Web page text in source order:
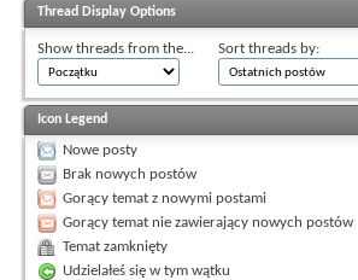
Thread Display Options
Show threads from the... Sort threads by:
Icon Legend
Nowe posty
Brak nowych postów
Gorący temat z nowymi postami
Gorący temat nie zawierający nowych postów
Temat zamknięty
Udzielałeś się w tym wątku